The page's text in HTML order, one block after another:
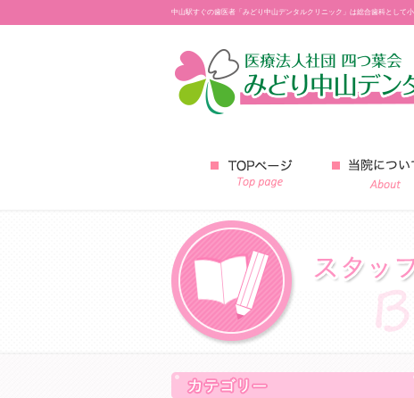
中山駅すぐの歯医者「みどり中山デンタルクリニック」は総合歯科として